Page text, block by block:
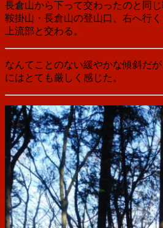
長倉山から下って交わったのと同
鞍掛山・長倉山の登山口、右へ行
上流部と交わる。
なんてことのない緩やかな傾斜だ
にはとても厳しく感じた。